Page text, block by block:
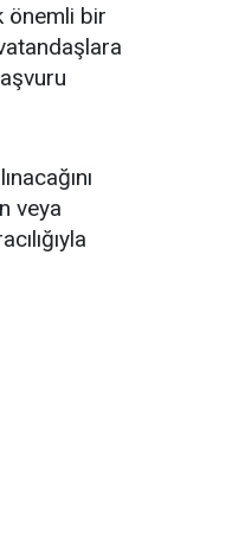
önemli bir
veya